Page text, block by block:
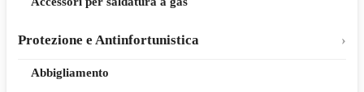
Protezione e Antinfortunistica
Abbigliamento